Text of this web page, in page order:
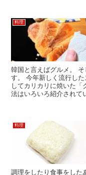
料理
韓国と言えばグルメ。
す。 今年新しく流行し
してカリカリに焼いた「
法はいろいろ紹介されて
料理
調理をしたり食事をした